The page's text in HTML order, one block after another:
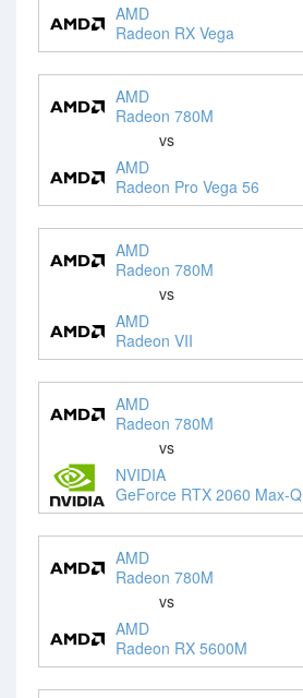
AMD
Radeon RX Vega
AMD
Radeon 780M
vs
AMD
Radeon Pro Vega 56
AMD
Radeon 780M
vs
AMD
Radeon VII
AMD
Radeon 780M
vs
NVIDIA
GeForce RTX 2060 Max-Q
AMD
Radeon 780M
vs
AMD
Radeon RX 5600M